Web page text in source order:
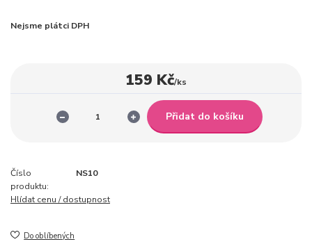
Nejsme plátci DPH
159 Kč/ks
Přidat do košíku
Číslo
produktu:
NS10
Hlídat cenu / dostupnost
Do oblíbených